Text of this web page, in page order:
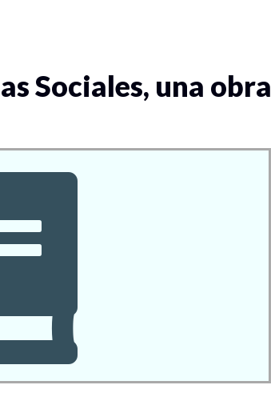
Sociales, una obra